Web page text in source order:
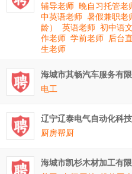
辅导老师 晚自习托管老
中英语老师 暑假兼职老
龄）
英语老师 初中语
作老师 学前老师 后台
生老师
海城市其畅汽车服务有
电工
辽宁辽泰电气自动化科
厨房帮厨
海城市凯杉木材加工有